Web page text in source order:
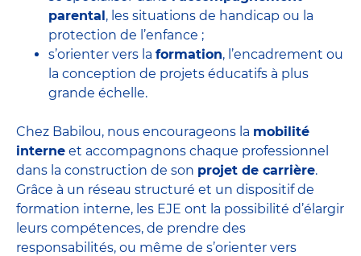
parental, les situations de handicap ou la
protection de l’enfance ;
s’orienter vers la formation, l’encadrement ou
la conception de projets éducatifs à plus
grande échelle.
Chez Babilou, nous encourageons la mobilité
interne et accompagnons chaque professionnel
dans la construction de son projet de carrière.
Grâce à un réseau structuré et un dispositif de
formation interne, les EJE ont la possibilité d’élargir
leurs compétences, de prendre des
responsabilités, ou même de s’orienter vers